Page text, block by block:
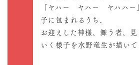
「ヤハー ヤハー ヤハハー
子に包まれるうち、
お迎えした神様、舞う者、
いく様子を水野竜生が描いて